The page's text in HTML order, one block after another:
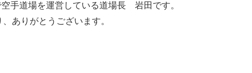
手道場を運営している道場長 岩田です。
ありがとうございます。